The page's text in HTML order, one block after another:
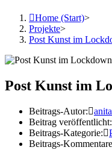
Home (Start)>
Projekte>
Post Kunst im
Post Kunst im
Beitrags-Autor:
Beitrag veröffentlicht:
Beitrags-Kategorie:
Beitrags-